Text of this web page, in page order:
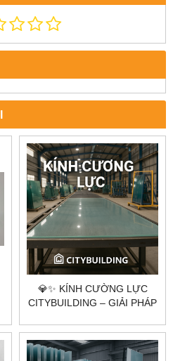
💎✨ KÍNH CƯỜNG LỰC
CITYBUILDING – GIẢI PHÁP
CHO KHÔNG GIAN HIỆN
ĐẠI ✨💎